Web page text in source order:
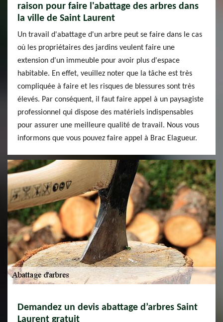
raison pour faire l'abattage des arbres dans
la ville de Saint Laurent
Un travail d'abattage d'un arbre peut se faire dans le cas
où les propriétaires des jardins veulent faire une
extension d'un immeuble pour avoir plus d'espace
habitable. En effet, veuillez noter que la tâche est très
compliquée à faire et les risques de blessures sont très
élevés. Par conséquent, il faut faire appel à un paysagiste
professionnel qui dispose des matériels indispensables
pour assurer une meilleure qualité de travail. Nous vous
informons que vous pouvez faire appel à Brac Elagueur.
Demandez un devis abattage d’arbres Saint
Laurent gratuit